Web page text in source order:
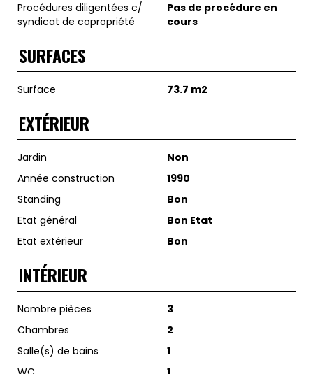
Procédures diligentées c/
syndicat de copropriété
Pas de procédure en
cours
SURFACES
Surface 73.7 m2
EXTÉRIEUR
Jardin
Non
Année construction
1990
Standing
Bon
Etat général
Bon Etat
Etat extérieur
Bon
INTÉRIEUR
Nombre pièces
3
Chambres
2
Salle(s) de bains
1